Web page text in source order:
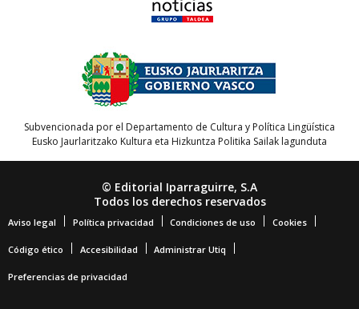
Subvencionada por el Departamento de Cultura y Política Lingüística
Eusko Jaurlaritzako Kultura eta Hizkuntza Politika Sailak lagunduta
© Editorial Iparraguirre, S.A
Todos los derechos reservados
Aviso legal Política privacidad Condiciones de uso Cookies
Código ético Accesibilidad Administrar Utiq
Preferencias de privacidad